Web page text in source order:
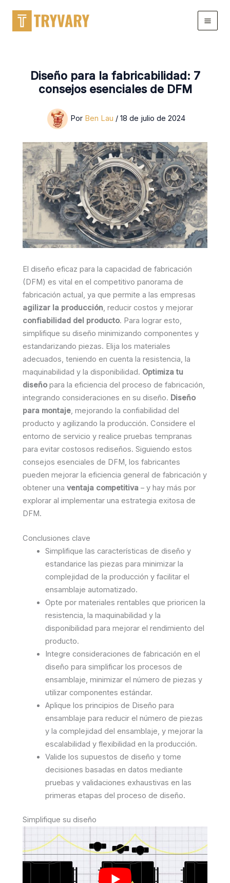
contenido
Diseño para la fabricabilidad: 7
consejos esenciales de DFM
Por Ben Lau / 18 de julio de 2024
El diseño eficaz para la capacidad de fabricación
(DFM) es vital en el competitivo panorama de
fabricación actual, ya que permite a las empresas
agilizar la producción, reducir costos y mejorar
confiabilidad del producto. Para lograr esto,
simplifique su diseño minimizando componentes y
estandarizando piezas. Elija los materiales
adecuados, teniendo en cuenta la resistencia, la
maquinabilidad y la disponibilidad. Optimiza tu
diseño para la eficiencia del proceso de fabricación,
integrando consideraciones en su diseño. Diseño
para montaje, mejorando la confiabilidad del
producto y agilizando la producción. Considere el
entorno de servicio y realice pruebas tempranas
para evitar costosos rediseños. Siguiendo estos
consejos esenciales de DFM, los fabricantes
pueden mejorar la eficiencia general de fabricación y
obtener una ventaja competitiva – y hay más por
explorar al implementar una estrategia exitosa de
DFM.
Conclusiones clave
Simplifique las características de diseño y
estandarice las piezas para minimizar la
complejidad de la producción y facilitar el
ensamblaje automatizado.
Opte por materiales rentables que prioricen la
resistencia, la maquinabilidad y la
disponibilidad para mejorar el rendimiento del
producto.
Integre consideraciones de fabricación en el
diseño para simplificar los procesos de
ensamblaje, minimizar el número de piezas y
utilizar componentes estándar.
Aplique los principios de Diseño para
ensamblaje para reducir el número de piezas
y la complejidad del ensamblaje, y mejorar la
escalabilidad y flexibilidad en la producción.
Valide los supuestos de diseño y tome
decisiones basadas en datos mediante
pruebas y validaciones exhaustivas en las
primeras etapas del proceso de diseño.
Simplifique su diseño